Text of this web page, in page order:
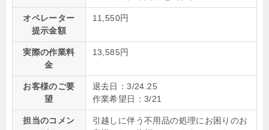
オペレーター
提示金額
11,550円
実際の作業料
金
13,585円
お客様のご要
望
退去日：3/24.25
作業希望日：3/21
担当のコメン
引越しに伴う不用品の処理にお困りのお